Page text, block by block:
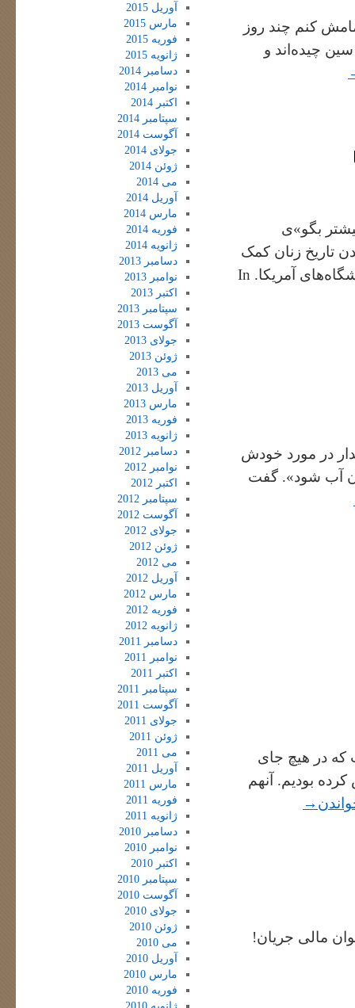
کنم چند روز
چیده‌‌اند و
بگو»ی
تاریخ زنان کمک
کردند. این برنامه نگاهی دارد به تحول رشته مطالعات زنان در دانشگاه‌های آمریکا. In
در مورد خودش
آب شود». گفت
که در هیچ جای
کرده بودیم. آنهم
→
مالی جریان!‌
آوریل 2015
مارس 2015
فوریه 2015
ژانویه 2015
دسامبر 2014
نوامبر 2014
اکتبر 2014
سپتامبر 2014
آگوست 2014
جولای 2014
ژوئن 2014
می 2014
آوریل 2014
مارس 2014
فوریه 2014
ژانویه 2014
دسامبر 2013
نوامبر 2013
اکتبر 2013
سپتامبر 2013
آگوست 2013
جولای 2013
ژوئن 2013
می 2013
آوریل 2013
مارس 2013
فوریه 2013
ژانویه 2013
دسامبر 2012
نوامبر 2012
اکتبر 2012
سپتامبر 2012
آگوست 2012
جولای 2012
ژوئن 2012
می 2012
آوریل 2012
مارس 2012
فوریه 2012
ژانویه 2012
دسامبر 2011
نوامبر 2011
اکتبر 2011
سپتامبر 2011
آگوست 2011
جولای 2011
ژوئن 2011
می 2011
آوریل 2011
مارس 2011
فوریه 2011
ژانویه 2011
دسامبر 2010
نوامبر 2010
اکتبر 2010
سپتامبر 2010
آگوست 2010
جولای 2010
ژوئن 2010
می 2010
آوریل 2010
مارس 2010
فوریه 2010